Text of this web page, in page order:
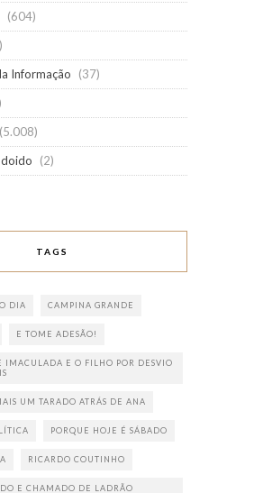
(604)
Informação
(37)
(5.008)
(2)
TAGS
DIA CAMPINA GRANDE
E TOME ADESÃO!
IMACULADA E O FILHO POR DESVIO
UM TARADO ATRÁS DE ANA
PORQUE HOJE É SÁBADO
RICARDO COUTINHO
E CHAMADO DE LADRÃO